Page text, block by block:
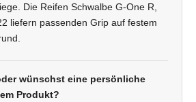
Die Reifen Schwalbe G-One R,
liefern passenden Grip auf festem
wünschst eine persönliche
Produkt?